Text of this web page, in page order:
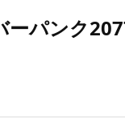
ーパンク